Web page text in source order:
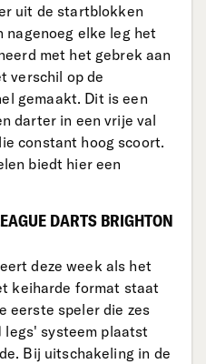
uit de startblokken
nagenoeg elke leg het
met het gebrek aan
verschil op de
gemaakt. Dit is een
darter in een vrije val
constant hoog scoort.
biedt hier een
DARTS BRIGHTON
deze week als het
keiharde format staat
eerste speler die zes
legs' systeem plaatst
Bij uitschakeling in de